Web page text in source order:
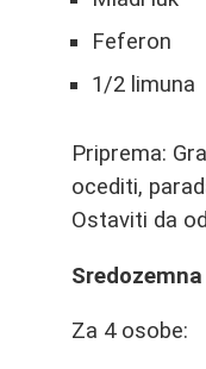
Feferon
1/2 limuna
Priprema:
ocediti,
Ostaviti da
Za 4 osobe: